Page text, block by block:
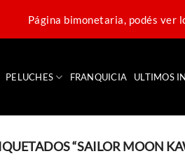
Página bimonetaria, podés ver
PELUCHES FRANQUICIA ULTIMOS
“SAILOR MOON